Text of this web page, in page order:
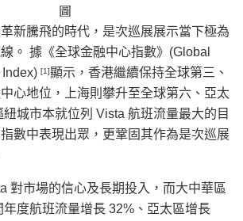
圖
新騰飛的時代，是次巡展展示當下極為
。 據《全球金融中心指數》(Global
[1]顯示，香港繼續保持全球第三、
心地位，上海則攀升至全球第六、亞太
城市本就位列 Vista 航班流量最大的目
數中表現出眾，更鞏固其作為是次巡展
對市場的信心及長期投入，而大中華區
年度航班流量增長 32%、亞太區增長